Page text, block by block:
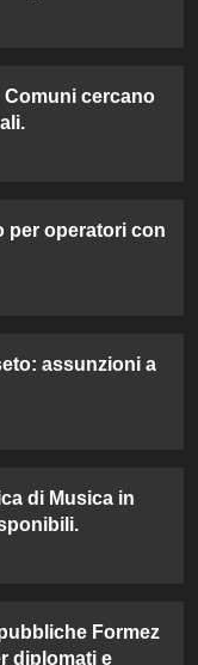
Comuni cercano
per operatori con
assunzioni a
di Musica in
Formez
diplomati e